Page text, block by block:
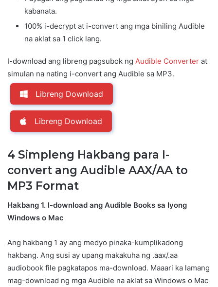
kabanata.
100% i-decrypt at i-convert ang mga biniling Audible
na aklat sa 1 click lang.
I-download ang libreng pagsubok ng Audible Converter at
simulan na nating i-convert ang Audible sa MP3.
Libreng Download
Libreng Download
4 Simpleng Hakbang para I-
convert ang Audible AAX/AA to
MP3 Format
Hakbang 1. I-download ang Audible Books sa Iyong
Windows o Mac
Ang hakbang 1 ay ang medyo pinaka-kumplikadong
hakbang. Ang susi ay upang makakuha ng .aax/.aa
audiobook file pagkatapos ma-download. Maaari ka lamang
mag-download ng mga Audible na aklat sa Windows o Mac